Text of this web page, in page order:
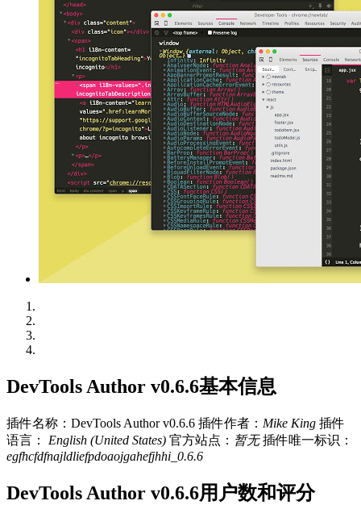
DevTools Author v0.6.6基本信息
插件名称：DevTools Author v0.6.6 插件作者： Mike King 插件
语言：
English (United States) 官方站点： 暂无 插件唯一标识：
egfhcfdfnajldliefpdoaojgahefjhhi_0.6.6
DevTools Author v0.6.6用户数和评分